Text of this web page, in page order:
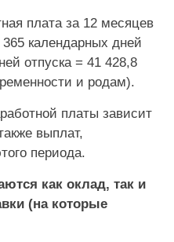
плата за 12 месяцев
календарных дней
отпуска = 41 428,8
и родам).
платы зависит
выплат,
периода.
как оклад, так и
(на которые